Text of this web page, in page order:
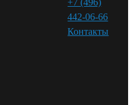
442-06-66
Контакты⁠